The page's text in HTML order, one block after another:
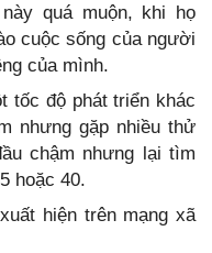
quá muộn, khi họ
cuộc sống của người
của mình.
tốc độ phát triển khác
nhưng gặp nhiều thử
chậm nhưng lại tìm
hoặc 40.
hiện trên mạng xã